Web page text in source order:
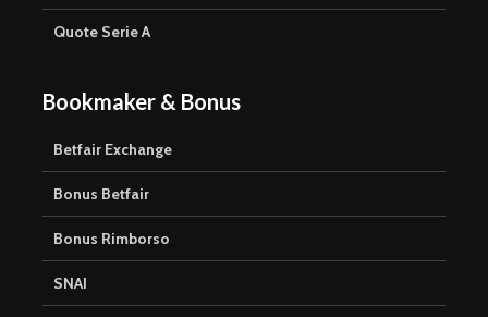
Quote Serie A
Bookmaker & Bonus
Betfair Exchange
Bonus Betfair
Bonus Rimborso
SNAI